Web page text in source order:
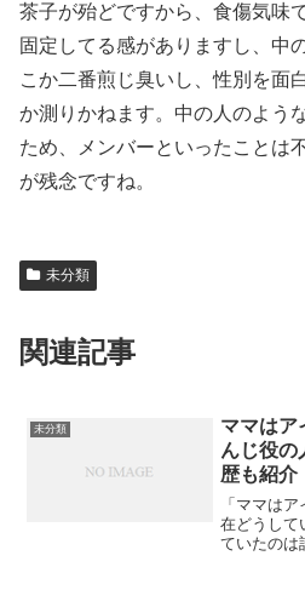
茶子が殆どですから、食傷気味
固定してる感がありますし、中
こか二番煎じ臭いし、性別を面
か測りかねます。中の人のよう
ため、メンバーといったことは
が残念ですね。
未分類
関連記事
未分類
ママはア
んじ役の
歴も紹介
「ママは
在どうして
ていたのは